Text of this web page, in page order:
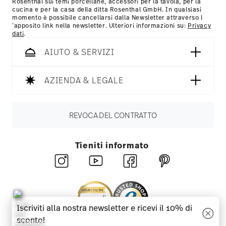
Rosenthal sui temi porcellane, accessori per la tavola, per la
cucina e per la casa della ditta Rosenthal GmbH. In qualsiasi
momento è possibile cancellarsi dalla Newsletter attraverso l
´apposito link nella newsletter. Ulteriori informazioni su: Privacy
dati.
AIUTO & SERVIZI
AZIENDA & LEGALE
REVOCA DEL CONTRATTO
Tieniti informato
Iscriviti alla nostra newsletter e ricevi il 10% di
sconto!